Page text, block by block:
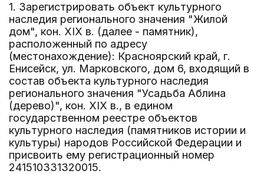
1. Зарегистрировать объект культурного
наследия регионального значения "Жилой
дом", кон. XIX в. (далее - памятник),
расположенный по адресу
(местонахождение): Красноярский край, г.
Енисейск, ул. Марковского, дом 6, входящий в
состав объекта культурного наследия
регионального значения "Усадьба Аблина
(дерево)", кон. XIX в., в едином
государственном реестре объектов
культурного наследия (памятников истории и
культуры) народов Российской Федерации и
присвоить ему регистрационный номер
241510331320015.